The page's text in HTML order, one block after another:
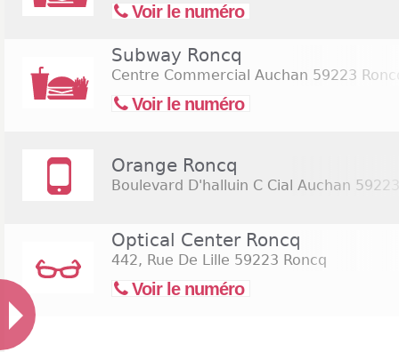
Voir le numéro
Subway Roncq
Centre Commercial Auchan 59223
Voir le numéro
Orange Roncq
Boulevard D'halluin C Cial Auchan
Optical Center Roncq
442, Rue De Lille 59223 Roncq
Voir le numéro